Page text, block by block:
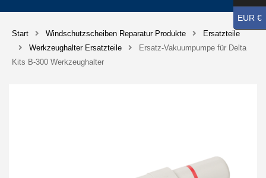
Start Windschutzscheiben Reparatur Produkte
Ersatzteile
Werkzeughalter Ersatzteile
Ersatz-Vakuumpumpe für Delta
Kits B-300 Werkzeughalter
EUR €